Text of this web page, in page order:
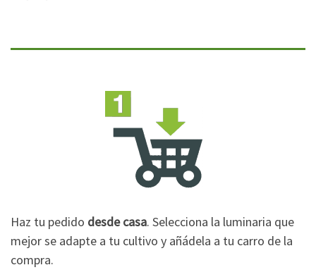
Haz tu pedido desde casa. Selecciona la luminaria que
mejor se adapte a tu cultivo y añádela a tu carro de la
compra.